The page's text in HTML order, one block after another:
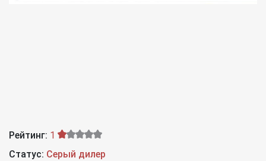
Рейтинг: 1
Статус: Серый дилер